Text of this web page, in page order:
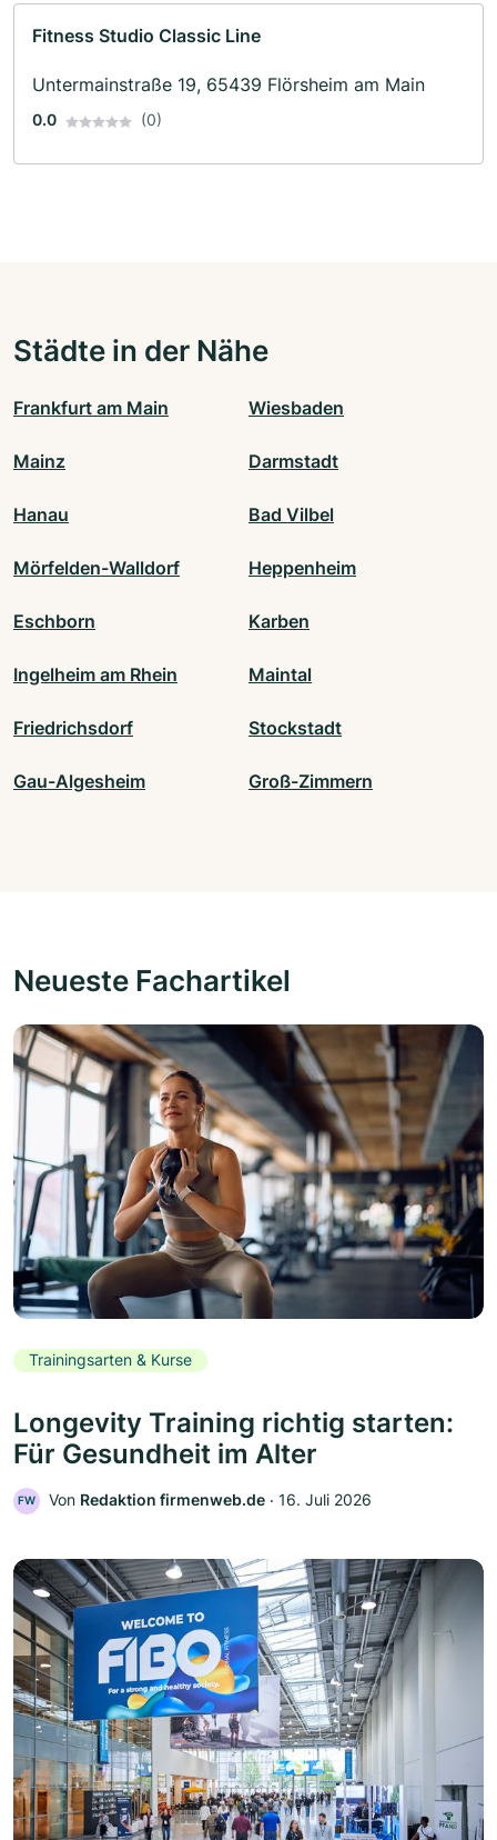
Fitness Studio Classic Line
Untermainstraße 19, 65439 Flörsheim am Main
0.0 (0)
Städte in der Nähe
Frankfurt am Main Wiesbaden
Mainz Darmstadt
Hanau Bad Vilbel
Mörfelden-Walldorf Heppenheim
Eschborn Karben
Ingelheim am Rhein Maintal
Friedrichsdorf Stockstadt
Gau-Algesheim Groß-Zimmern
Neueste Fachartikel
Trainingsarten & Kurse
Longevity Training richtig starten:
Für Gesundheit im Alter
FW Von Redaktion firmenweb.de ‧ 16. Juli 2026